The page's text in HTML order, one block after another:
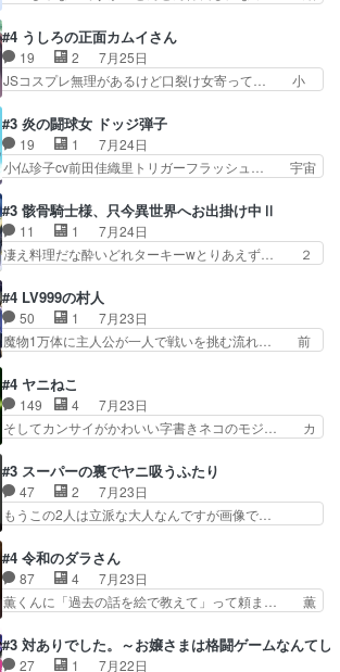
ー現実版初登場！バレーボールに… 藻掻きながら
で相手の緊張を解く相手の共… たまったアニメ
50本だってｗ今日も帰った… マネージャー実在
した大逆風のハズなのに全…
の恋愛系で1番これが好き。愛する気は… 今晩
は、2130頃からシンデレラガールズ… 公爵の妻
なのに着てる洋服がシンプル。テー… まあ、これ
は見なくていいな。むしろ判断が… 自分でも気づ
ぜかヒロイン化していますデ… 【今夜のアニメA
は…】前向き没落令嬢×こ… 「ぼやっとしてたら
菜園の領地の外まで開墾…
#4 うしろの正面カムイさん
19 2
7月25日
JSコスプレ無理があるけど口裂け女寄って… 小
カちゃんがヤバすぎてボキキしそう(ぇ… 口裂け
女って人を襲うって知らなかった…ポ… そのスタ
イルで小学生ファッションは口裂け… 相変わら
ず、尺の都合なのか原作漫画の細か… 除霊士カム
昭和キッズを恐怖のどん底へ突… 現代で有名な口
裂け女登場！お市ちゃん、ポ… ろくろ首の除霊シ
ーン「悪霊退散」のパチン…
#3 炎の闘球女 ドッジ弾子
19 1
7月24日
小仏珍子cv前田佳織里トリガーフラッシュ… 宇宙
いたぶってるのか！？Cパートで懐か… 普通にド
ッジが激アツ。いや羽仁衣が初めて… 優谷優の声
優に「ちんこ」って言わせてて興… 珍子ちゃ
ん………！！！！？！先週に引き続… これは意図
限ったことでなく、最近のアニ… 東山朱莉
（AkariHIGASHIYAM… こんなに可憐で可愛い泣
き虫メイドが僅か3…
#3 骸骨騎士様、只今異世界へお出掛け中Ⅱ
11 1
7月24日
凄え料理だな酔いどれターキーwとりあえず… ２
いの良いお兄ちゃん！！現場も楽しかっ… 第３話
をｄアニメストアで視聴しました。視… ローデン
王国ホーバン領を訪れたアーク一行… 1期に引き
続き２期にも出演させていただけ… 1期の頃から
題解決特筆する事は無いが、… 今週もありがとう
ございます耳がヒクヒクな… 時計台に登ってるの
見ると挟まれないか心配…
#4 LV999の村人
50 1
7月23日
魔物1万体に主人公が一人で戦いを挑む流れ… 前
を魔物と人間に殺された鏡の生い立ち。… 勇者た
ちを信じてアリスを預ける、鏡を信じ… 勇者パー
ティが仲間になった！？会話が通じ… 鏡の過去、
辛すぎて胸が苦しくなりました…… 最初、勇者パ
コちゃんの性別が間違えられ… 鏡の両親がモンス
ターと人間にそれぞれ命を… 胸が苦しくなるほど
鏡くんの過去がとても残…
#4 ヤニねこ
149 4
7月23日
そしてカンサイがかわいい字書きネコのモジ… カ
は『ちんこ』によってリミッターが外れ… 今回は
汚い要素あまりなく普通にギャグアニ… あとアイ
キャッチが釈迦だったの本当に最高… まー、今回
もコンプライアンス違反にどこま… 達郎のオチに
ニメが好きでも大丈夫だよ」… あんな事こんな事
いっぱいさせられちゃうこ… 妹ネコちゃんのバー
ガーにタバコ入ってるの…
#3 スーパーの裏でヤニ吸うふたり
47 2
7月23日
もうこの2人は立派な大人なんですが画像で…
こ叡智でセクシー！ミストふっかけて嗅ぎ… あい
かわらず山田さんと田山さんが同一人物… 今さら
だけどずとまよのOP合ってるね。首… 佐々木と
田山さんにロマンスの香りが漂って… 佐々木さん
「ただのヤニ仲間」から「ちゃ… 田山から消臭ミ
#4 令和のダラさん
87 4
7月23日
薫くんに「過去の話を絵で教えて」って頼ま… 薫
シリアス展開になるかと思ったら全然そ… 薫が通
うは応神町立応神北小学校一方、日向… 思ったの
#3 対ありでした。～お嬢さまは格闘ゲームなんてし
27 1
7月22日